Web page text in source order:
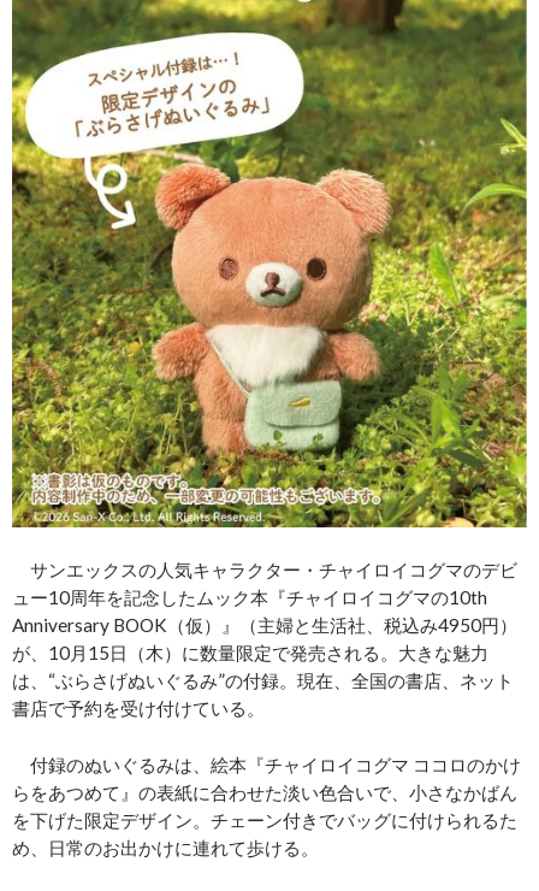
サンエックスの人気キャラクター・チャイロイコグマのデビ
ュー10周年を記念したムック本『チャイロイコグマの10th
Anniversary BOOK（仮）』（主婦と生活社、税込み4950円）
が、10月15日（木）に数量限定で発売される。大きな魅力
は、“ぶらさげぬいぐるみ”の付録。現在、全国の書店、ネット
書店で予約を受け付けている。
付録のぬいぐるみは、絵本『チャイロイコグマ ココロのかけ
らをあつめて』の表紙に合わせた淡い色合いで、小さなかばん
を下げた限定デザイン。チェーン付きでバッグに付けられるた
め、日常のお出かけに連れて歩ける。